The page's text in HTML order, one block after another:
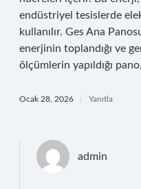
endüstriyel tesislerde
kullanılır. Ges Ana
enerjinin toplandığı ve
ölçümlerin yapıldığı
Ocak 28, 2026 Yanıtla
admin